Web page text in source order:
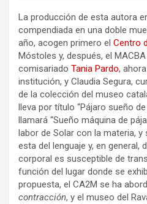
La producción de esta autora
compendiada en una doble
año, acogen primero el Centro
Móstoles y, después, el
comisariado Tania Pardo,
institución, y Claudia Segura,
de la colección del museo
lleva por título “Pájaro sueño
llamará “Sueño máquina de
labor de Solar con la materia,
esta del lenguaje y, en general,
corporal es susceptible de
función del lugar donde se
propuesta, el CA2M se ha
contracción, y el museo del